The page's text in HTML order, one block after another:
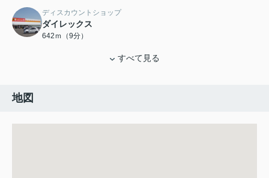
ディスカウントショップ
ダイレックス
642ｍ（9分）
すべて見る
地図